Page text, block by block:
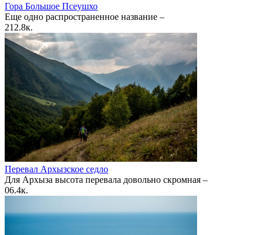
Гора Большое Псеушхо
Еще одно распространенное название –
212.8к.
Перевал Архызское седло
Для Архыза высота перевала довольно скромная –
06.4к.